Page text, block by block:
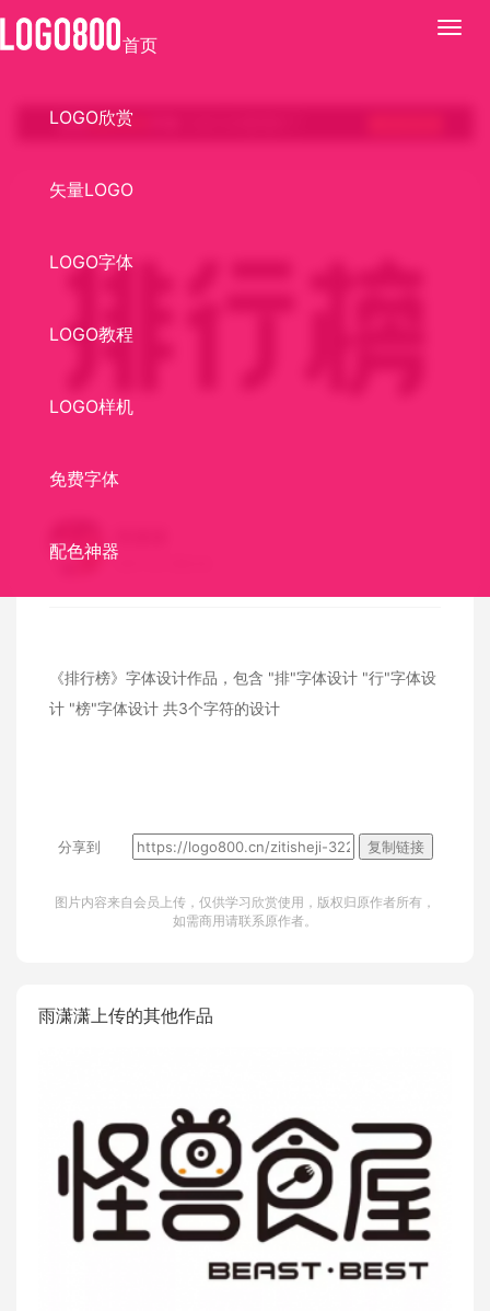
展
首页
LOGO欣赏
矢量LOGO
LOGO字体
LOGO教程
LOGO样机
免费字体
配色神器
昆明
《排行榜》字体设计作品，包含 "排"字体设计 "行"字体设
计 "榜"字体设计 共3个字符的设计
分享到 复制链接
图片内容来自会员上传，仅供学习欣赏使用，版权归原作者所有，
如需商用请联系原作者。
雨潇潇上传的其他作品